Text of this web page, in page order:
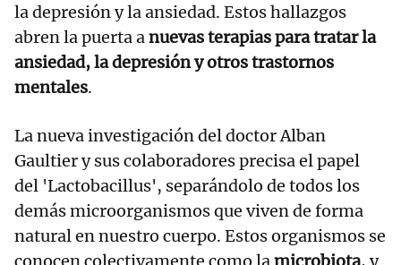
la depresión y la ansiedad. Estos hallazgos
abren la puerta anuevas terapias para tratar la
ansiedad, la depresión y otros trastornos
mentales.
La nueva investigación del doctor Alban
Gaultier y sus colaboradores precisa el papel
del 'Lactobacillus', separándolo de todos los
demás microorganismos que viven de forma
natural en nuestro cuerpo. Estos organismos se